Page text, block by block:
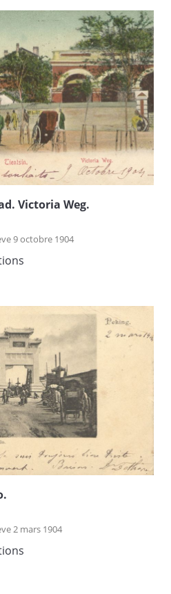
Victoria Weg.
9 octobre 1904
2 mars 1904